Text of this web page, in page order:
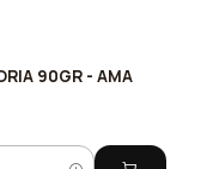
90GR - AMA